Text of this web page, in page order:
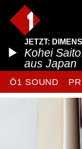
JETZT:
Kohei
aus Japan
Ö1 SOUND